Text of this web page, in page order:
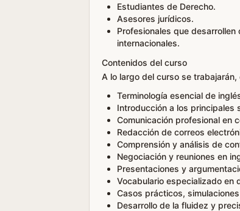
Estudiantes de Derecho.
Asesores jurídicos.
Profesionales que
internacionales.
Contenidos del curso
A lo largo del curso se
Terminología esencial de
Introducción a los principales
Comunicación profesional en
Redacción de correos
Comprensión y análisis de
Negociación y reuniones en
Presentaciones y
Vocabulario especializado en
Casos prácticos,
Desarrollo de la fluidez y